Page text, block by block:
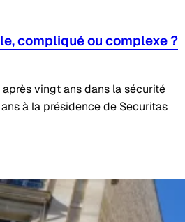
compliqué ou complexe ?
après vingt ans dans la sécurité
à la présidence de Securitas